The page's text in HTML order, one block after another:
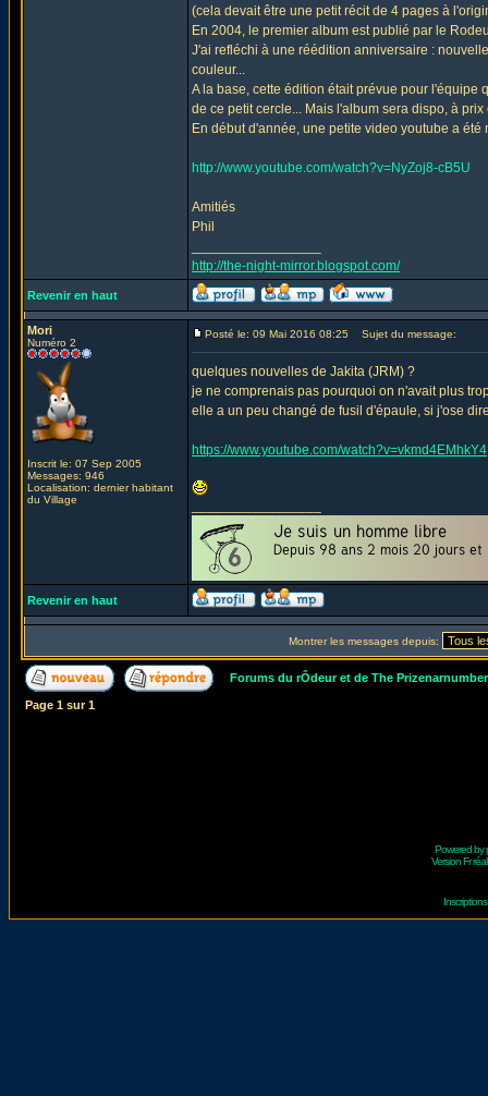
(cela devait être une petit récit de 4 pages à
En 2004, le premier album est publié par le
J'ai refléchi à une réédition anniversaire :
couleur...
A la base, cette édition était prévue pour
de ce petit cercle... Mais l'album sera dispo, à
En début d'année, une petite video youtube a été
http://www.youtube.com/watch?v=NyZoj8-cB5U
Amitiés
Phil
http://the-night-mirror.blogspot.com/
Revenir en haut
Mori
Numéro 2
Inscrit le: 07 Sep 2005
Messages: 946
Localisation: dernier habitant
du Village
Posté le: 09 Mai 2016 08:25 Sujet du message:
quelques nouvelles de Jakita (JRM) ?
je ne comprenais pas pourquoi on n'avait plus
elle a un peu changé de fusil d'épaule, si j'ose
https://www.youtube.com/watch?v=vkmd4EMhkY4
Revenir en haut
Montrer les messages depuis:
Forums du rÔdeur et de The
Page 1 sur1
Powered by
Version Fr